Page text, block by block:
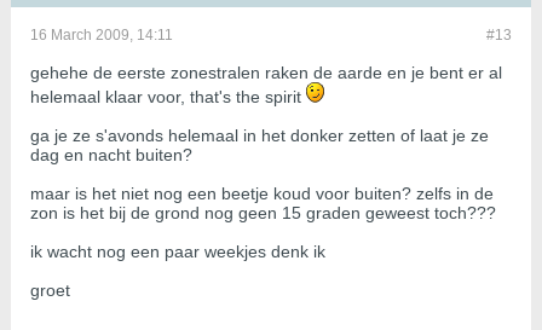
#13
16 March 2009, 14:11
gehehe de eerste zonestralen raken de aarde en je bent er al
helemaal klaar voor, that's the spirit
ga je ze s'avonds helemaal in het donker zetten of laat je ze
dag en nacht buiten?
maar is het niet nog een beetje koud voor buiten? zelfs in de
zon is het bij de grond nog geen 15 graden geweest toch???
ik wacht nog een paar weekjes denk ik
groet